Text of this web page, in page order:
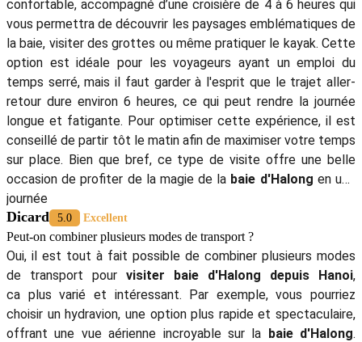
confortable, accompagné d’une croisière de 4 à 6 heures qui
vous permettra de découvrir les paysages emblématiques de
la baie, visiter des grottes ou même pratiquer le kayak. Cette
option est idéale pour les voyageurs ayant un emploi du
temps serré, mais il faut garder à l'esprit que le trajet aller-
retour dure environ 6 heures, ce qui peut rendre la journée
longue et fatigante. Pour optimiser cette expérience, il est
conseillé de partir tôt le matin afin de maximiser votre temps
sur place. Bien que bref, ce type de visite offre une belle
occasion de profiter de la magie de la baie d'Halong en une
journée
Dicard 5.0 Excellent
Peut-on combiner plusieurs modes de transport ?
Oui, il est tout à fait possible de combiner plusieurs modes
de transport pour visiter baie d'Halong depuis Hanoi,
ca plus varié et intéressant. Par exemple, vous pourriez
choisir un hydravion, une option plus rapide et spectaculaire,
offrant une vue aérienne incroyable sur la baie d'Halong.